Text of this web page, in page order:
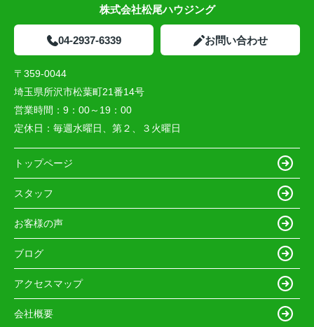
株式会社松尾ハウジング
04-2937-6339 お問い合わせ
〒359-0044
埼玉県所沢市松葉町21番14号
営業時間： 9：00～19：00
定休日： 毎週水曜日、第２、３火曜日
トップページ
スタッフ
お客様の声
ブログ
アクセスマップ
会社概要